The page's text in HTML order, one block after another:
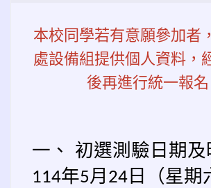
本校同學若有意願參加者
處設備組提供個人資料，
後再進行統一報名
一、 初選測驗日期及
114年5月 24 日（星期